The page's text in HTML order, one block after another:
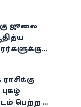
ஜூலை
பெற்ற 3